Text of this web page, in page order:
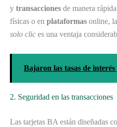
y transacciones de manera
físicas o en plataformas online,
solo clic es una ventaja
Bajaron las tasas de
2. Seguridad en las transacciones
Las tarjetas BA están diseñadas